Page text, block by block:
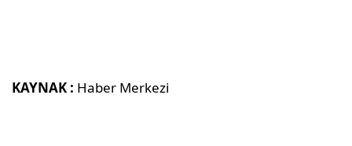
KAYNAK : Haber Merkezi